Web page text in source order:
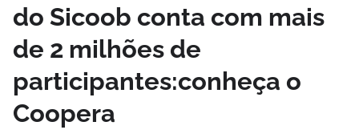
do Sicoob conta com mais
de 2 milhões de
participantes:conheça o
Coopera